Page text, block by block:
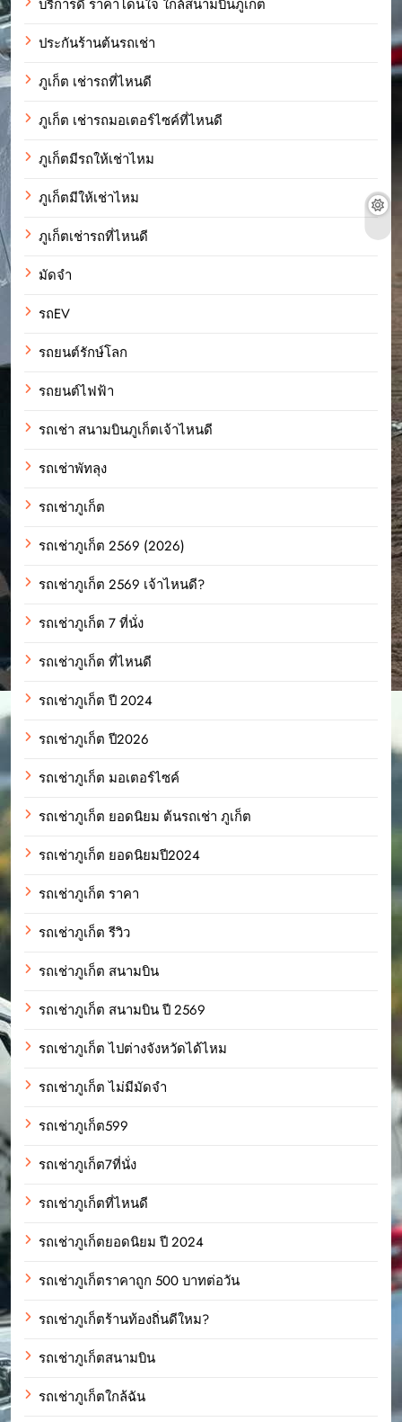
บริการดี ราคาโดนใจ ใกล้สนามบินภูเก็ต
ประกันร้านต้นรถเช่า
ภูเก็ต เช่ารถที่ไหนดี
ภูเก็ต เช่ารถมอเตอร์ไซค์ที่ไหนดี
ภูเก็ตมีรถให้เช่าไหม
ภูเก็ตมีให้เช่าไหม
ภูเก็ตเช่ารถที่ไหนดี
มัดจำ
รถEV
รถยนต์รักษ์โลก
รถยนต์ไฟฟ้า
รถเช่า สนามบินภูเก็ตเจ้าไหนดี
รถเช่าพัทลุง
รถเช่าภูเก็ต
รถเช่าภูเก็ต 2569 (2026)
รถเช่าภูเก็ต 2569 เจ้าไหนดี?
รถเช่าภูเก็ต 7 ที่นั่ง
รถเช่าภูเก็ต ที่ไหนดี
รถเช่าภูเก็ต ปี 2024
รถเช่าภูเก็ต ปี2026
รถเช่าภูเก็ต มอเตอร์ไซค์
รถเช่าภูเก็ต ยอดนิยม ต้นรถเช่า ภูเก็ต
รถเช่าภูเก็ต ยอดนิยมปี2024
รถเช่าภูเก็ต ราคา
รถเช่าภูเก็ต รีวิว
รถเช่าภูเก็ต สนามบิน
รถเช่าภูเก็ต สนามบิน ปี 2569
รถเช่าภูเก็ต ไปต่างจังหวัดได้ไหม
รถเช่าภูเก็ต ไม่มีมัดจำ
รถเช่าภูเก็ต599
รถเช่าภูเก็ต7ที่นั่ง
รถเช่าภูเก็ตที่ไหนดี
รถเช่าภูเก็ตยอดนิยม ปี 2024
รถเช่าภูเก็ตราคาถูก 500 บาทต่อวัน
รถเช่าภูเก็ตร้านท้องถิ่นดีใหม?
รถเช่าภูเก็ตสนามบิน
รถเช่าภูเก็ตใกล้ฉัน